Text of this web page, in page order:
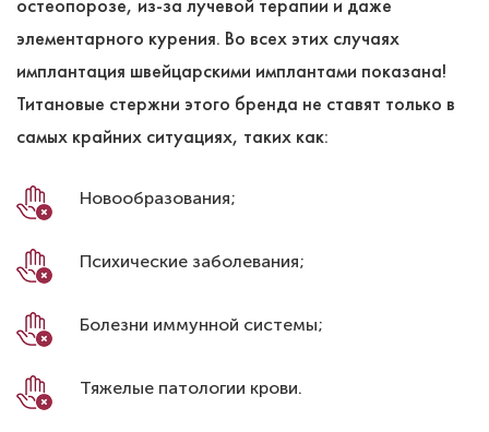
остеопорозе, из-за лучевой терапии и даже
элементарного курения. Во всех этих случаях
имплантация швейцарскими имплантами показана!
Титановые стержни этого бренда не ставят только в
самых крайних ситуациях, таких как:
Новообразования;
Психические заболевания;
Болезни иммунной системы;
Тяжелые патологии крови.